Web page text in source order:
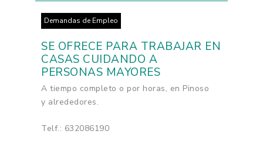
Demandas de Empleo
SE OFRECE PARA TRABAJAR EN
CASAS CUIDANDO A
PERSONAS MAYORES
A tiempo completo o por horas, en Pinoso
y alrededores.
Telf.: 632086190